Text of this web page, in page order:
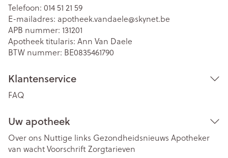
Telefoon: 014 51 21 59
E-mailadres: apotheek.vandaele@skynet.be
APB nummer: 131201
Apotheek titularis: Ann Van Daele
BTW nummer: BE0835461790
Klantenservice
FAQ
Uw apotheek
Over ons Nuttige links Gezondheidsnieuws Apotheker
van wachtVoorschriftZorgtarieven